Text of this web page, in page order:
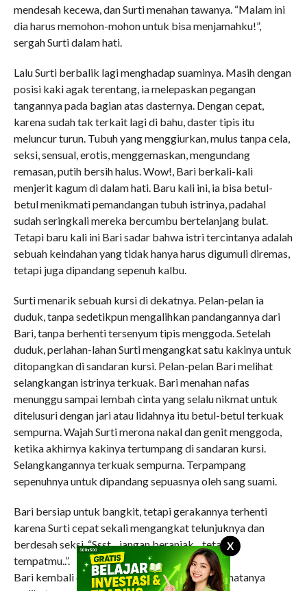
X
mendesah kecewa, dan Surti menahan tawanya. “Malam ini
dia harus memohon-mohon untuk bisa menjamahku!”,
sergah Surti dalam hati.
Lalu Surti berbalik lagi menghadap suaminya. Masih dengan
posisi kaki agak terentang, ia melepaskan pegangan
tangannya pada bagian atas dasternya. Dengan cepat,
karena sudah tak terkait lagi di bahu, daster tipis itu
meluncur turun. Tubuh yang menggiurkan, mulus tanpa cela,
seksi, sensual, erotis, menggemaskan, mengundang
remasan, putih bersih halus. Wow!, Bari berkali-kali
menjerit kagum di dalam hati. Baru kali ini, ia bisa betul-
betul menikmati pemandangan tubuh istrinya, padahal
sudah seringkali mereka bercumbu bertelanjang bulat.
Tetapi baru kali ini Bari sadar bahwa istri tercintanya adalah
sebuah keindahan yang tidak hanya harus digumuli diremas,
tetapi juga dipandang sepenuh kalbu.
Surti menarik sebuah kursi di dekatnya. Pelan-pelan ia
duduk, tanpa sedetikpun mengalihkan pandangannya dari
Bari, tanpa berhenti tersenyum tipis menggoda. Setelah
duduk, perlahan-lahan Surti mengangkat satu kakinya untuk
ditopangkan di sandaran kursi. Pelan-pelan Bari melihat
selangkangan istrinya terkuak. Bari menahan nafas
menunggu sampai lembah cinta yang selalu nikmat untuk
ditelusuri dengan jari atau lidahnya itu betul-betul terkuak
sempurna. Wajah Surti merona nakal dan genit menggoda,
ketika akhirnya kakinya tertumpang di sandaran kursi.
Selangkangannya terkuak sempurna. Terpampang
sepenuhnya untuk dipandang sepuasnya oleh sang suami.
Bari bersiap untuk bangkit, tetapi gerakannya terhenti
karena Surti cepat sekali mengangkat telunjuknya dan
berdesah seksi, “Ssst.., jangan beranjak.., tetap di
tempatmu..”.
Bari kembali duduk, dan lalu membelalakkan matanya